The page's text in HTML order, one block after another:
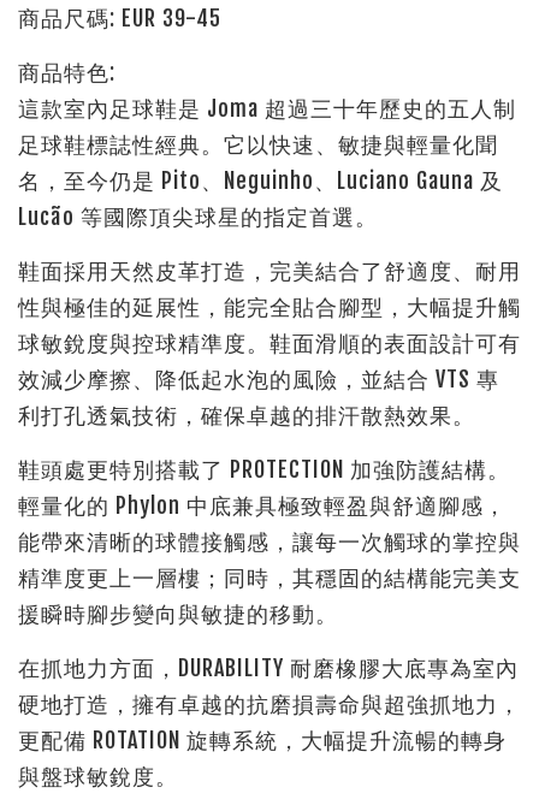
商品尺碼: EUR 39-45
商品特色:
這款室內足球鞋是 Joma 超過三十年歷史的五人制
足球鞋標誌性經典。 它以快速、敏捷與輕量化聞
名，至今仍是 Pito、Neguinho、Luciano Gauna 及
Lucão 等國際頂尖球星的指定首選。
鞋面採用天然皮革打造，完美結合了舒適度、耐用
性與極佳的延展性，能完全貼合腳型，大幅提升觸
球敏銳度與控球精準度。鞋面滑順的表面設計可有
效減少摩擦、降低起水泡的風險，並結合 VTS 專
利打孔透氣技術，確保卓越的排汗散熱效果。
鞋頭處更特別搭載了 PROTECTION 加強防護結構。
輕量化的 Phylon 中底兼具極致輕盈與舒適腳感，
能帶來清晰的球體接觸感，讓每一次觸球的掌控與
精準度更上一層樓；同時，其穩固的結構能完美支
援瞬時腳步變向與敏捷的移動。
在抓地力方面，DURABILITY 耐磨橡膠大底專為室內
硬地打造，擁有卓越的抗磨損壽命與超強抓地力，
更配備 ROTATION 旋轉系統，大幅提升流暢的轉身
與盤球敏銳度。